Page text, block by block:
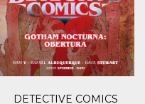
DETECTIVE COMICS